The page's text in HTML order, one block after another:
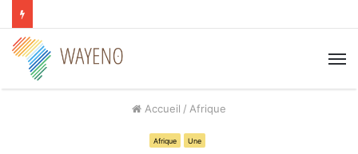
Accueil / Afrique
Afrique Une